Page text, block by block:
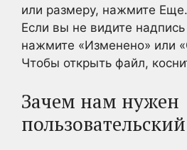
или размеру, нажмите
Если вы не видите надпись
нажмите «Изменено» или
Чтобы открыть файл,
Зачем нам нужен